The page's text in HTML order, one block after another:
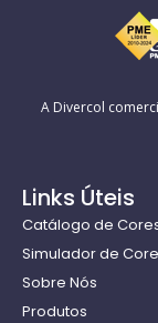
A Divercol
Links Úteis
Catálogo de
Simulador de
Sobre Nós
Produtos